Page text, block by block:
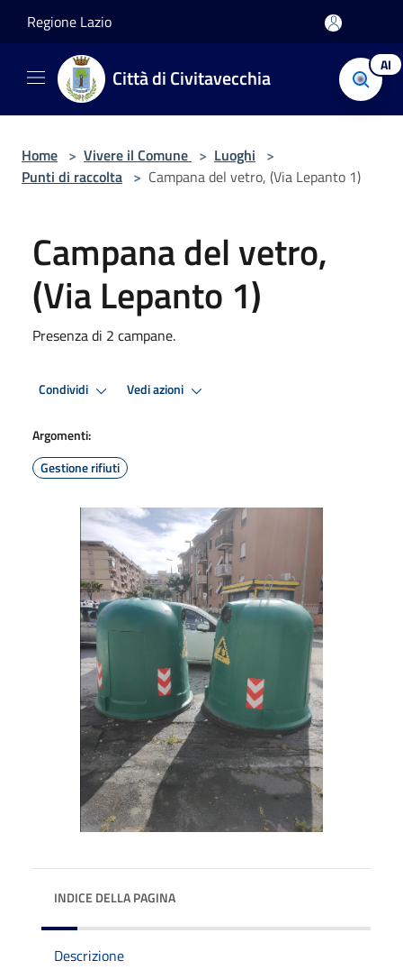
Regione Lazio
Città di Civitavecchia AI
Home > Vivere il Comune > Luoghi >
Punti di raccolta > Campana del vetro, (Via Lepanto 1)
Campana del vetro,
(Via Lepanto 1)
Presenza di 2 campane.
Condividi Vedi azioni
Argomenti:
Gestione rifiuti
INDICE DELLA PAGINA
Descrizione